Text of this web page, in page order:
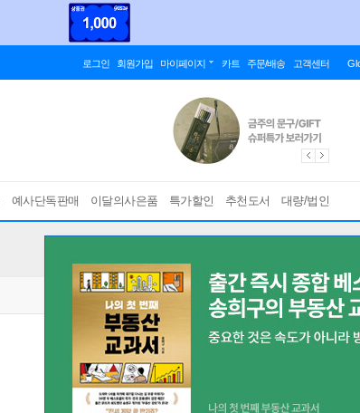
로그인 회원가입 마이페이지 카트 주문/배송 고객센터
예사단독판매 이달의사은품 특가할인 추천도서 대량/법인